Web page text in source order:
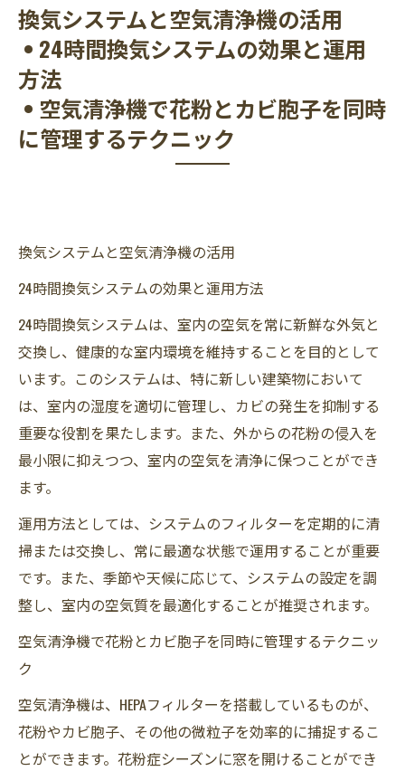
換気システムと空気清浄機の活用
• 24時間換気システムの効果と運用
方法
• 空気清浄機で花粉とカビ胞子を同時
に管理するテクニック
換気システムと空気清浄機の活用
24時間換気システムの効果と運用方法
24時間換気システムは、室内の空気を常に新鮮な外気と
交換し、健康的な室内環境を維持することを目的として
います。このシステムは、特に新しい建築物において
は、室内の湿度を適切に管理し、カビの発生を抑制する
重要な役割を果たします。また、外からの花粉の侵入を
最小限に抑えつつ、室内の空気を清浄に保つことができ
ます。
運用方法としては、システムのフィルターを定期的に清
掃または交換し、常に最適な状態で運用することが重要
です。また、季節や天候に応じて、システムの設定を調
整し、室内の空気質を最適化することが推奨されます。
空気清浄機で花粉とカビ胞子を同時に管理するテクニッ
ク
空気清浄機は、HEPAフィルターを搭載しているものが、
花粉やカビ胞子、その他の微粒子を効率的に捕捉するこ
とができます。花粉症シーズンに窓を開けることができ